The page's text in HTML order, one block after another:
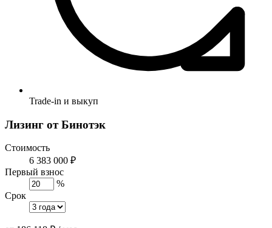
Trade-in и выкуп
Лизинг от Бинотэк
Стоимость
6 383 000 ₽
Первый взнос
%
Срок